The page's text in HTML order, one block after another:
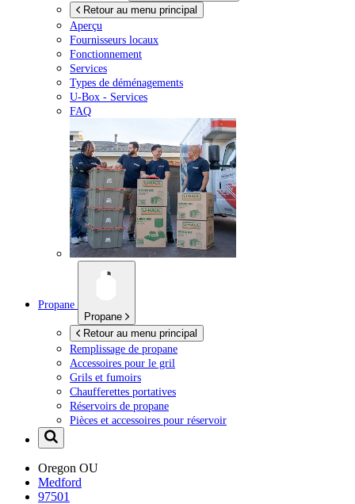
Retour au menu principal
Aperçu
Fournisseurs locaux
Fonctionnement
Services
Types de déménagements
U-Box - Services
FAQ
Propane
Propane
Retour au menu principal
Remplissage de propane
Accessoires pour le gril
Grils et fumoirs
Chaufferettes portatives
Réservoirs de propane
Pièces et accessoires pour réservoir
Oregon OU
Medford
97501